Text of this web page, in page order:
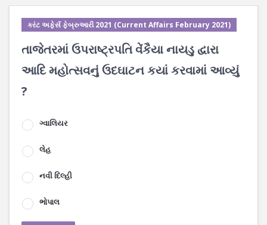
કરંટ અફેર્સ ફેબ્રુઆરી 2021 (Current Affairs February 2021)
તાજેતરમાં ઉપરાષ્ટ્રપતિ વેંકૈયા નાયડુ દ્વારા
આદિ મહોત્સવનું ઉદઘાટન કયાં કરવામાં આવ્યું
?
ગ્વાલિયર
લેહ
નવી દિલ્હી
ભોપાલ